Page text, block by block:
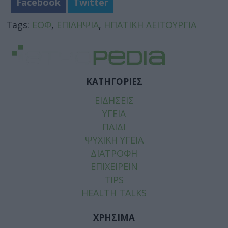
Tags: ΕΟΦ, ΕΠΙΛΗΨΙΑ, ΗΠΑΤΙΚΗ ΛΕΙΤΟΥΡΓΙΑ
ΚΑΤΗΓΟΡΙΕΣ
ΕΙΔΗΣΕΙΣ
ΥΓΕΙΑ
ΠΑΙΔΙ
ΨΥΧΙΚΗ ΥΓΕΙΑ
ΔΙΑΤΡΟΦΗ
ΕΠΙΧΕΙΡΕΙΝ
TIPS
HEALTH TALKS
ΧΡΗΣΙΜΑ